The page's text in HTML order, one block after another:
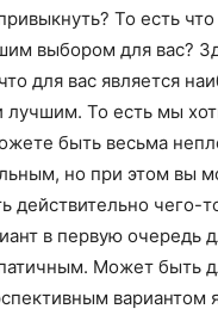
То есть
выбором для вас?
для вас является
То есть мы
быть весьма
но при этом вы
действительно чего-
в первую очередь
Может быть
вариантом